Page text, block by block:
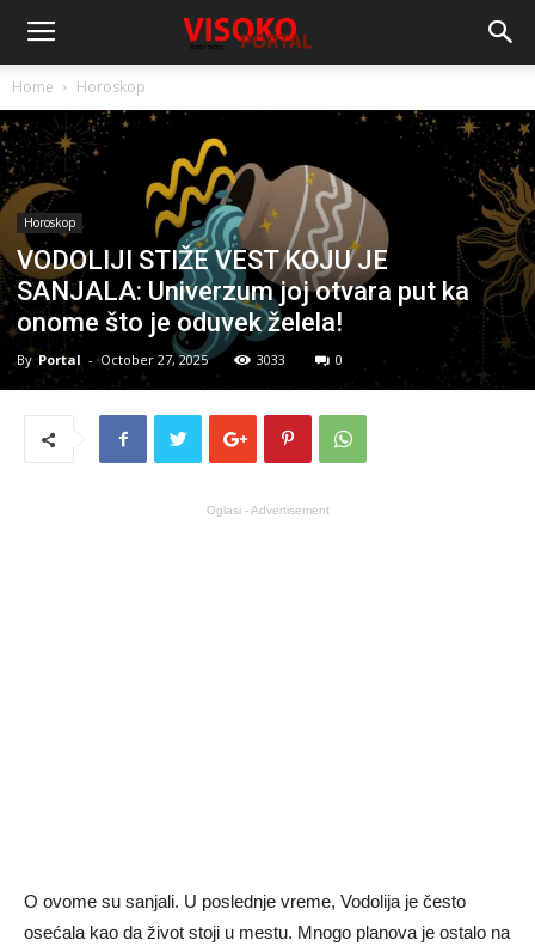
Home Horoskop
Horoskop
VODOLIJI STIŽE VEST KOJU JE
SANJALA: Univerzum joj otvara put ka
onome što je oduvek želela!
By Portal - October 27, 2025 3033 0
Oglasi - Advertisement
O ovome su sanjali. U poslednje vreme, Vodolija je često
osećala kao da život stoji u mestu. Mnogo planova je ostalo na